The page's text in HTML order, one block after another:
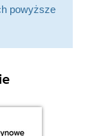
powyższe